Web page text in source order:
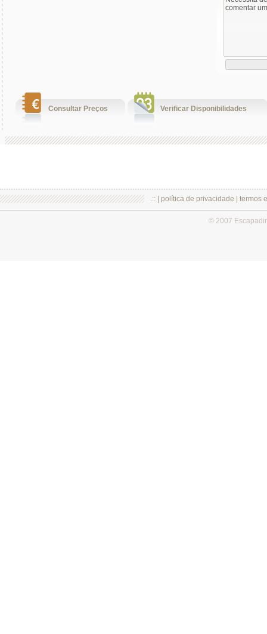
Consultar Preços Verificar Disponibilidades
.:: | política de privacidade termos
© 2007